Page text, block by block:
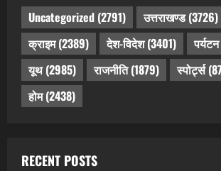
Uncategorized (2791) उत्तराखण्ड(3726)
क्राइम(2389) देश-विदेश(3401) पर्यटन
यूथ(2985) राजनीति(1879) स्पोर्ट्स
होम(2438)
RECENT POSTS